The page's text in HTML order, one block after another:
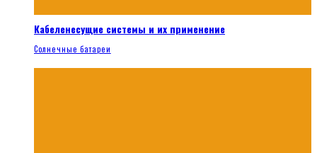
Кабеленесущие системы и их применение
Солнечные батареи